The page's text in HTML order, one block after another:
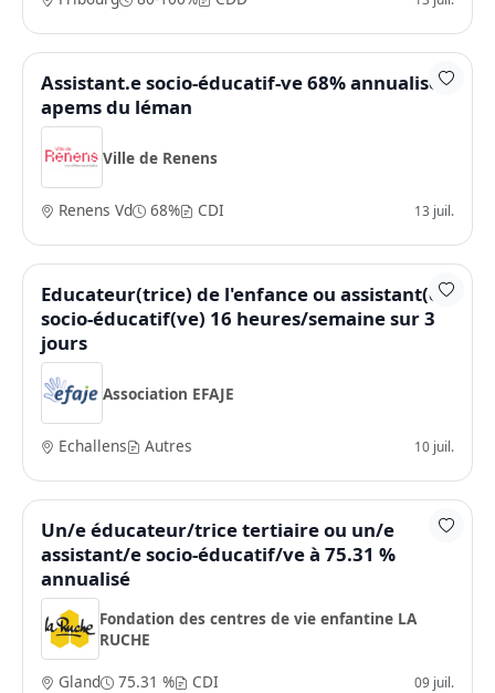
Assistant.e socio-éducatif-ve 68% annualisé -
apems du léman
Ville de Renens
Renens Vd 68% CDI 13 juil.
Educateur(trice) de l'enfance ou assistant(e)
socio-éducatif(ve) 16 heures/semaine sur 3
jours
Association EFAJE
Echallens Autres 10 juil.
Un/e éducateur/trice tertiaire ou un/e
assistant/e socio-éducatif/ve à 75.31 %
annualisé
Fondation des centres de vie enfantine LA
RUCHE
Gland
75.31 % CDI 09 juil.